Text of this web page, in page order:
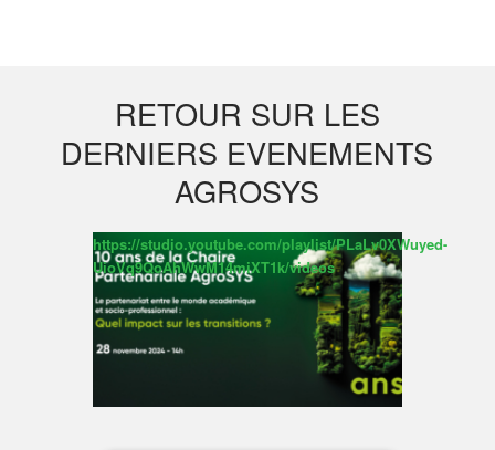
RETOUR SUR LES
DERNIERS EVENEMENTS
AGROSYS
https://studio.youtube.com/playlist/PLaLv0XWuyed-
UioVq9QoAhWwM14miXT1k/videos